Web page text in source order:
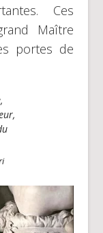
Ces
Maître
portes de